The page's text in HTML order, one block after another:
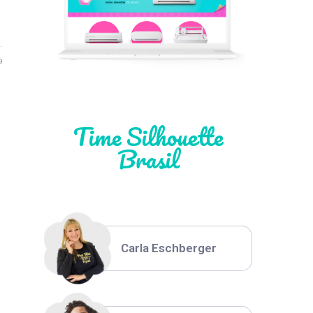
Time Silhouette
Brasil
Léia Pastori
Thiara Ney
Carla Eschberger